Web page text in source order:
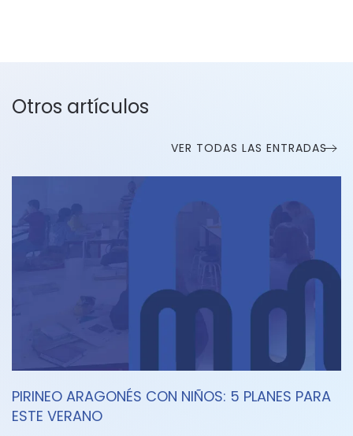
Otros artículos
VER TODAS LAS ENTRADAS
PIRINEO ARAGONÉS CON NIÑOS: 5 PLANES PARA
ESTE VERANO